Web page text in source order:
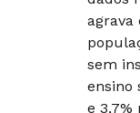
agrava
sem
ensino
e 3,7%